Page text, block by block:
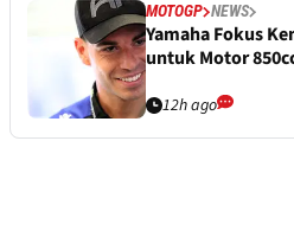
MOTOGP NEWS
Yamaha Fokus
untuk Motor
12h ago